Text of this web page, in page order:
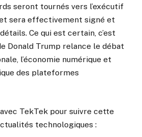
seront tournés vers l’exécutif
sera effectivement signé et
Ce qui est certain, c’est
Donald Trump relance le débat
l’économie numérique et
des plateformes
TekTek pour suivre cette
technologiques :